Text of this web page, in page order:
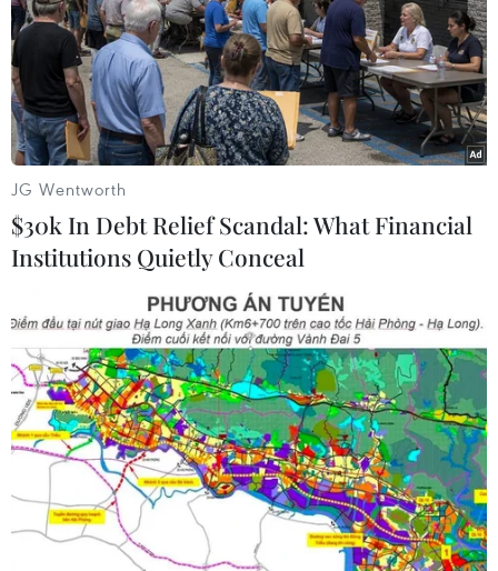
các vụ tấn công khủng bố.
Cảnh sát Thổ Nhĩ Kỳ. (Nguồn: Sputnik International)
Ngày 16/6, Lãnh sự quán Mỹ tại Istanbul, Thổ
Nhĩ Kỳ, đã cảnh báo công dân Mỹ về tình hình
an ninh được siết chặt tại thành phố này đề
phòng nguy cơ xảy ra các vụ tấn công khủng bố.
Trong một tuyên bố, Lãnh sự quán Mỹ cho biết
lực lượng an ninh Thổ Nhĩ Kỳ đã được tăng
JG Wentworth
$30k In Debt Relief Scandal: What Financial
Institutions Quietly Conceal